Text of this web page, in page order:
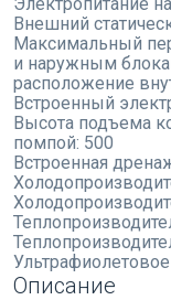
Внешний
Максимальный
и наружным
расположение
Встроенный
Высота подъема
помпой: 500
Встроенная
Описание